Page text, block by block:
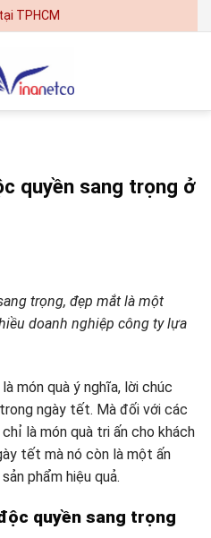
quyền sang trọng ở
trọng, đẹp mắt là một
doanh nghiệp công ty lựa
món quà ý nghĩa, lời chúc
ngày tết. Mà đối với các
là món quà tri ấn cho khách
tết mà nó còn là một ấn
phẩm hiệu quả.
quyền sang trọng